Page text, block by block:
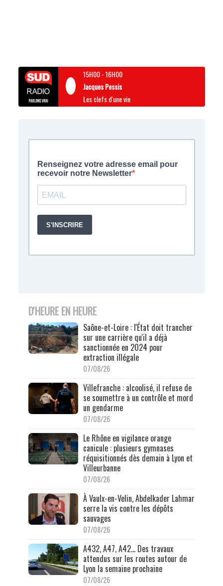
15H00-16H00
Jacques Pessis
Les clefs d'une vie
D'HEURE EN HEURE
Saône-et-Loire : l'État doit trancher
sur une carrière qu'il a déjà
sanctionnée en 2024 pour
extraction illégale
07/08/26
Villefranche : alcoolisé, il refuse de
se soumettre à un contrôle et mord
un gendarme
07/08/26
Le Rhône en vigilance orange
canicule : plusieurs gymnases
réquisitionnés dès demain à Lyon et
Villeurbanne
07/08/26
À Vaulx-en-Velin, Abdelkader Lahmar
serre la vis contre les dépôts
sauvages
07/08/26
A432, A47, A42… Des travaux
attendus sur les routes autour de
Lyon la semaine prochaine
07/08/26